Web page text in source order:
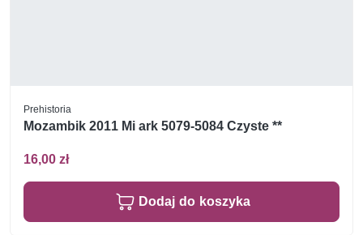
Prehistoria
Mozambik 2011 Mi ark 5079-5084 Czyste **
16,00 zł
Dodaj do koszyka